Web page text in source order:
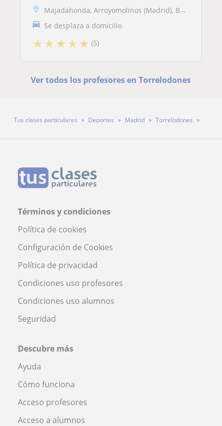
Majadahonda, Arroyomolinos (Madrid), Boadilla del Monte, Las Rozas de ...
Se desplaza a domicilio
★★ ★★★ (5)
Ver todos los profesores en Torrelodones
Tus clases particulares Deportes Madrid
Torrelodones
Términos y condiciones
Política de cookies
Configuración de Cookies
Política de privacidad
Condiciones uso profesores
Condiciones uso alumnos
Seguridad
Descubre más
Ayuda
Cómo funciona
Acceso profesores
Acceso a alumnos